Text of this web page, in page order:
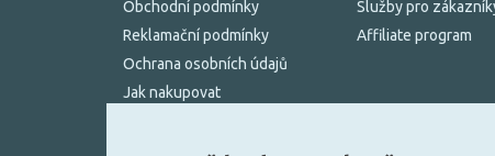
Obchodní podmínky
Reklamační podmínky
Ochrana osobních údajů
Jak nakupovat
Služby pro
Affiliate program